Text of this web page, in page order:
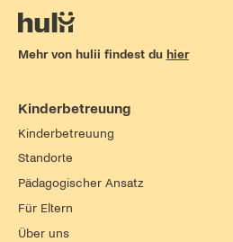
Mehr von hulii findest du hier
Kinderbetreuung
Kinderbetreuung
Standorte
Pädagogischer Ansatz
Für Eltern
Über uns